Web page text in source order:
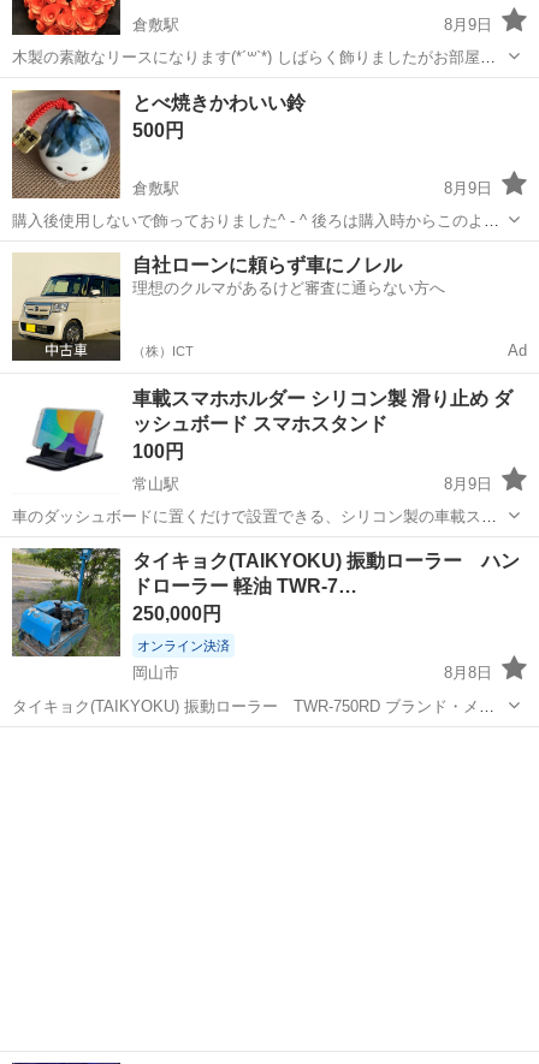
倉敷駅
8月9日
木製の素敵なリースになります(*´꒳`*) しばらく飾りましたがお部屋の
テイストが変わった為お安く出品いたします。
岡山 倉敷市 倉敷駅 その他
とべ焼きかわいい鈴
500円
倉敷駅
8月9日
購入後使用しないで飾っておりました^ - ^ 後ろは購入時からこのよう
な色がついていました。
岡山 倉敷市 倉敷駅 その他
自社ローンに頼らず車にノレル
理想のクルマがあるけど審査に通らない方へ
（株）ICT Ad
車載スマホホルダー シリコン製 滑り止め ダ
ッシュボード スマホスタンド
100円
常山駅
8月9日
​車のダッシュボードに置くだけで設置できる、シリコン製の車載スマ
ートフォンホルダー（ブラック） ​【商品特徴】 ​設置が簡単：粘着テー
プ不要で、ダッシュボードの上に置くだけで使用できます。 ​ シリコン
素材、水洗い可能、 ...
岡山 玉野市 常山駅 ダッシュボード
タイキョク(TAIKYOKU) 振動ローラー ハン
ドローラー 軽油 TWR-7…
250,000円
オンライン決済
岡山市
8月8日
タイキョク(TAIKYOKU) 振動ローラー TWR-750RD ブランド・メー
カー :タイキョク産業 型番: TWR-750RD 振動ローラー 自体重量：